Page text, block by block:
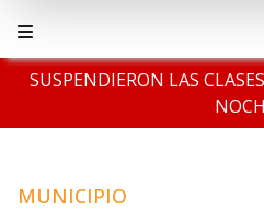
SUSPENDIERON LAS
MUNICIPIO